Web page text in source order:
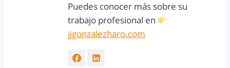
Puedes conocer más sobre su
trabajo profesional en
jjgonzalezharo.com